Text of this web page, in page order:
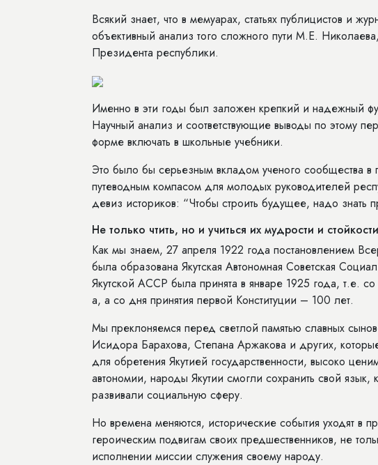
Всякий знает, что в мемуарах, статьях публицистов и
объективный анализ того сложного пути М.Е.
Президента республики.
Именно в эти годы был заложен крепкий и надежный
Научный анализ и соответствующие выводы по этому
форме включать в школьные учебники.
Это было бы серьезным вкладом ученого сообщества в
путеводным компасом для молодых руководителей
девиз историков: “Чтобы строить будущее, надо знать
Не только чтить, но и учиться их мудрости и стойкости
Как мы знаем, 27 апреля 1922 года постановлением
была образована Якутская Автономная Советская
Якутской АССР была принята в январе 1925 года, т.е.
а, а со дня принятия первой Конституции – 100 лет.
Мы преклоняемся перед светлой памятью славных
Исидора Барахова, Степана Аржакова и других,
для обретения Якутией государственности, высоко
автономии, народы Якутии смогли сохранить свой
развивали социальную сферу.
Но времена меняются, исторические события уходят
героическим подвигам своих предшественников, не
исполнении миссии служения своему народу.